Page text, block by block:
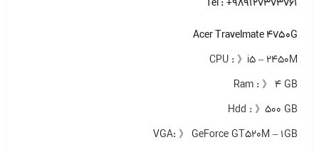
Tel : +989127373761
Acer Travelmate 4750G
CPU : 》i5 – 2450M
Ram : 》 ۴ GB
Hdd : 》۵۰۰ GB
VGA: 》 GeForce GT520M – 1GB